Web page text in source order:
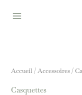
Accueil /Accessoires/
Casquettes